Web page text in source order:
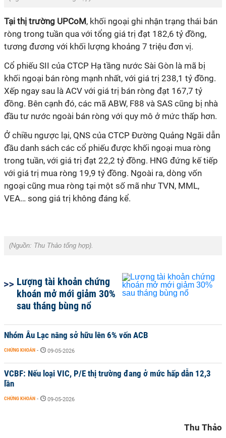
Tại thị trường UPCoM, khối ngoại ghi nhận trạng thái bán
ròng trong tuần qua với tổng giá trị đạt 182,6 tỷ đồng,
tương đương với khối lượng khoảng 7 triệu đơn vị.
Cổ phiếu SII của CTCP Hạ tầng nước Sài Gòn là mã bị
khối ngoại bán ròng mạnh nhất, với giá trị 238,1 tỷ đồng.
Xếp ngay sau là ACV với giá trị bán ròng đạt 167,7 tỷ
đồng. Bên cạnh đó, các mã ABW, F88 và SAS cũng bị nhà
đầu tư nước ngoài bán ròng với quy mô ở mức thấp hơn.
Ở chiều ngược lại, QNS của CTCP Đường Quảng Ngãi dẫn
đầu danh sách các cổ phiếu được khối ngoại mua ròng
trong tuần, với giá trị đạt 22,2 tỷ đồng. HNG đứng kế tiếp
với giá trị mua ròng 19,9 tỷ đồng. Ngoài ra, dòng vốn
ngoại cũng mua ròng tại một số mã như TVN, MML,
VEA… song giá trị không đáng kể.
(Nguồn: Thu Thảo tổng hợp).
Lượng tài khoản chứng
khoán mở mới giảm 30%
sau tháng bùng nổ
Nhóm Âu Lạc nâng sở hữu lên 6% vốn ACB
CHỨNG KHOÁN - 09-05-2026
VCBF: Nếu loại VIC, P/E thị trường đang ở mức hấp dẫn 12,3
lần
CHỨNG KHOÁN - 09-05-2026
Thu Thảo